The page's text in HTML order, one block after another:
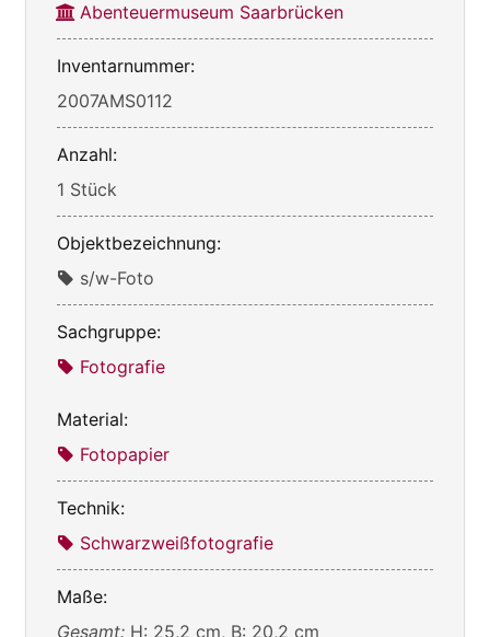
Abenteuermuseum Saarbrücken
Inventarnummer:
2007AMS0112
Anzahl:
1 Stück
Objektbezeichnung:
s/w-Foto
Sachgruppe:
Fotografie
Material:
Fotopapier
Technik:
Schwarzweißfotografie
Maße:
Gesamt: H: 25,2 cm, B: 20,2 cm